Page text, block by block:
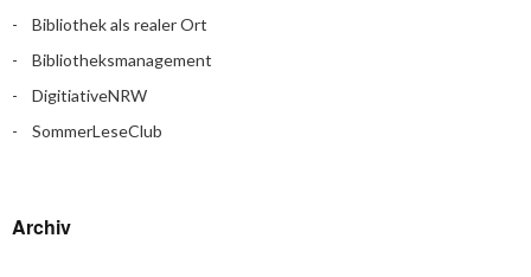
Bibliothek als realer Ort
Bibliotheksmanagement
DigitiativeNRW
SommerLeseClub
Archiv